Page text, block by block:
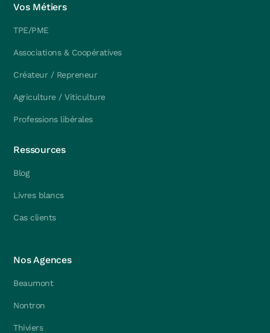
Vos Métiers
TPE/PME
Associations & Coopératives
Créateur / Repreneur
Agriculture / Viticulture
Professions libérales
Ressources
Blog
Livres blancs
Cas clients
Nos Agences
Beaumont
Nontron
Thiviers